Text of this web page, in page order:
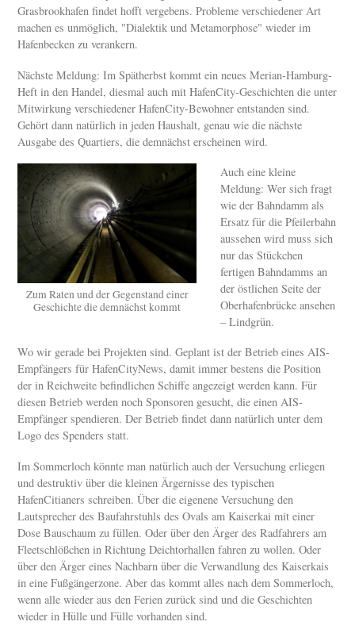
Grasbrookhafen findet hofft vergebens. Probleme verschiedener Art
machen es unmöglich, "Dialektik und Metamorphose" wieder im
Hafenbecken zu verankern.
Nächste Meldung: Im Spätherbst kommt ein neues Merian-Hamburg-
Heft in den Handel, diesmal auch mit HafenCity-Geschichten die unter
Mitwirkung verschiedener HafenCity-Bewohner entstanden sind.
Gehört dann natürlich in jeden Haushalt, genau wie die nächste
Ausgabe des Quartiers, die demnächst erscheinen wird.
Zum Raten und der Gegenstand einer
Geschichte die demnächst kommt
Auch eine kleine
Meldung: Wer sich fragt
wie der Bahndamm als
Ersatz für die Pfeilerbahn
aussehen wird muss sich
nur das Stückchen
fertigen Bahndamms an
der östlichen Seite der
Oberhafenbrücke ansehen
– Lindgrün.
Wo wir gerade bei Projekten sind. Geplant ist der Betrieb eines AIS-
Empfängers für HafenCityNews, damit immer bestens die Position
der in Reichweite befindlichen Schiffe angezeigt werden kann. Für
diesen Betrieb werden noch Sponsoren gesucht, die einen AIS-
Empfänger spendieren. Der Betrieb findet dann natürlich unter dem
Logo des Spenders statt.
Im Sommerloch könnte man natürlich auch der Versuchung erliegen
und destruktiv über die kleinen Ärgernisse des typischen
HafenCitianers schreiben. Über die eigenene Versuchung den
Lautsprecher des Baufahrstuhls des Ovals am Kaiserkai mit einer
Dose Bauschaum zu füllen. Oder über den Ärger des Radfahrers am
Fleetschlößchen in Richtung Deichtorhallen fahren zu wollen. Oder
über den Ärger eines Nachbarn über die Verwandlung des Kaiserkais
in eine Fußgängerzone. Aber das kommt alles nach dem Sommerloch,
wenn alle wieder aus den Ferien zurück sind und die Geschichten
wieder in Hülle und Fülle vorhanden sind.